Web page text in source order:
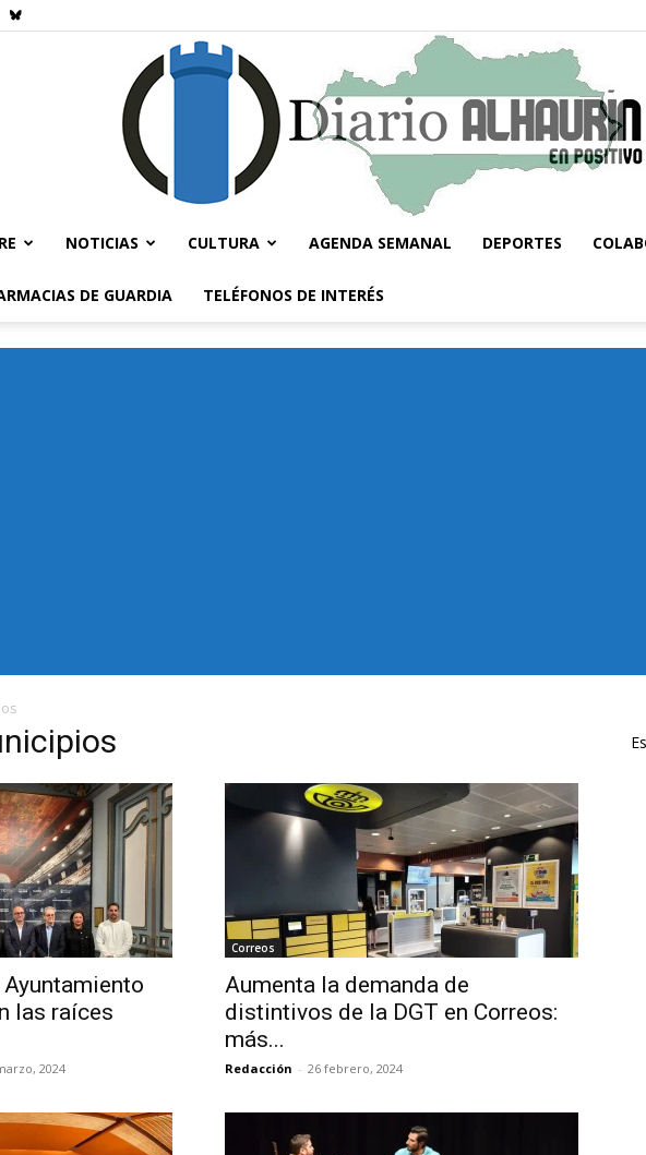
NOTICIAS CULTURA AGENDA SEMANAL DEPORTES
DE GUARDIA TELÉFONOS DE INTERÉS
las raíces
2024
Correos
Aumenta la demanda de
distintivos de la DGT en Correos:
más...
Redacción - 26 febrero, 2024